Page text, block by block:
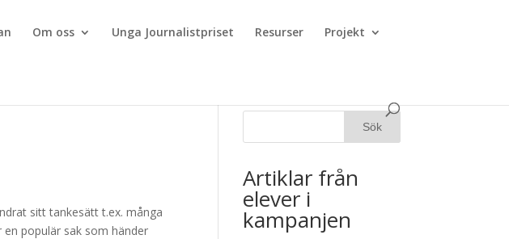
Om oss Unga Journalistpriset Resurser Projekt
sitt tankesätt t.ex. många
populär sak som händer
Artiklar från
elever i
kampanjen